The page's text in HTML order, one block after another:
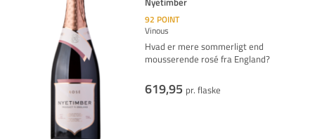
92 POINT
Vinous
Hvad er mere sommerligt end
mousserende rosé fra England?
619,95 pr. flaske